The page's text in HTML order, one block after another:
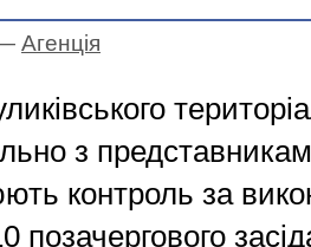
Агенцiя
з
контроль за
позачергового